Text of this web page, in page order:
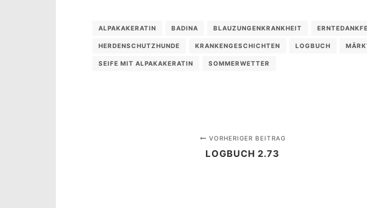
ALPAKAKERATIN BADINA BLAUZUNGENKRANKHEIT
HERDENSCHUTZHUNDE KRANKENGESCHICHTEN LOGBUCH
SEIFE MIT ALPAKAKERATIN SOMMERWETTER
VORHERIGER BEITRAG
LOGBUCH 2.73